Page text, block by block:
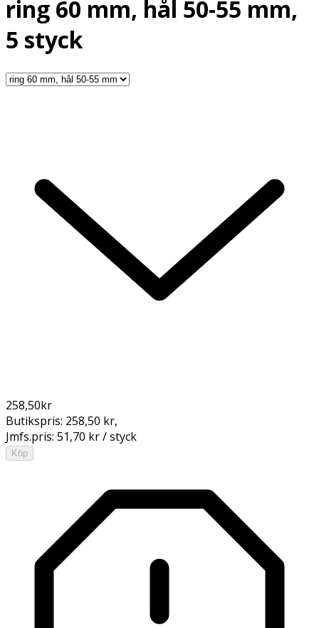
ring 60 mm, hål 50-55 mm,
5 styck
258,50kr
Butikspris: 258,50 kr,
Jmfs.pris: 51,70 kr / styck
Köp